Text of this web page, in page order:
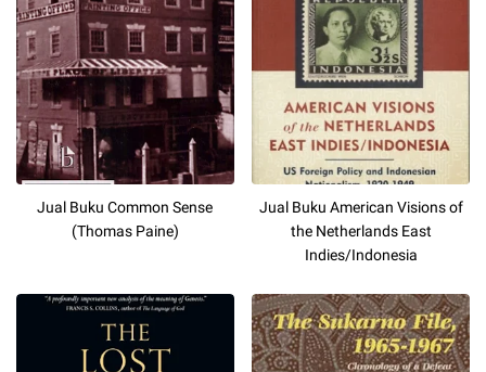
Jual Buku Common Sense
(Thomas Paine)
Jual Buku American Visions of
the Netherlands East
Indies/Indonesia